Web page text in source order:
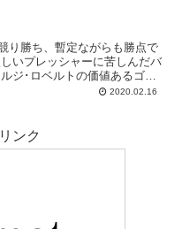
り勝ち、暫定ながらも勝点で
いプレッシャーに苦しんだバ
ジ･ロベルトの価値あるゴー
逃したのは大きく、話題のア
2020.02.16
ンク